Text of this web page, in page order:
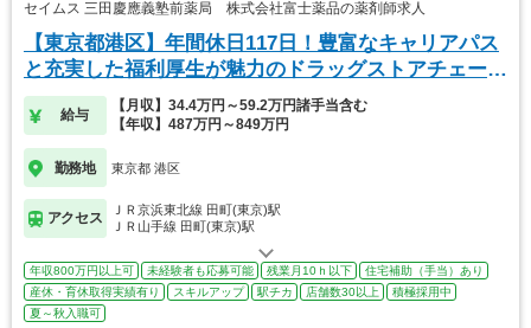
セイムス 三田慶應義塾前薬局 株式会社富士薬品の薬剤師求人
【東京都港区】年間休日117日！豊富なキャリアパス
と充実した福利厚生が魅力のドラッグストアチェーン
◎
給与
【月収】34.4万円～59.2万円諸手当含む
【年収】487万円～849万円
勤務地 東京都 港区
アクセス
ＪＲ京浜東北線 田町(東京)駅
ＪＲ山手線 田町(東京)駅
年収800万円以上可 未経験者も応募可能 残業月10ｈ以下
住宅補助（手当）あり
産休・育休取得実績有り
スキルアップ 駅チカ 店舗数30以上
積極採用中
夏～秋入職可